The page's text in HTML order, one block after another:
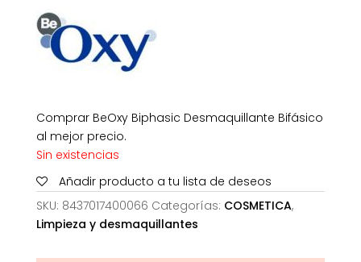
Comprar BeOxy Biphasic Desmaquillante Bifásico
al mejor precio.
Sin existencias
Añadir producto a tu lista de deseos
SKU: 8437017400066 Categorías: COSMETICA,
Limpieza y desmaquillantes